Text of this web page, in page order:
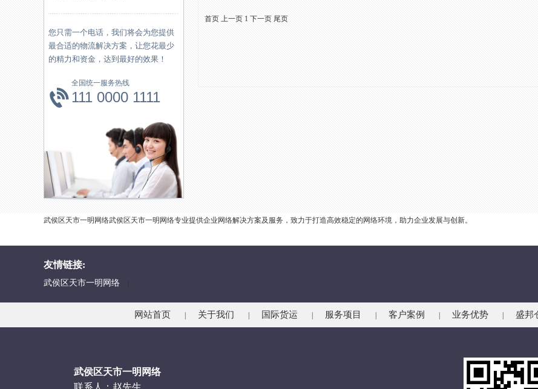
您只需一个电话，我们将会为您提供
最合适的物流解决方案，让您花最少
的精力和资金，达到最好的效果！
全国统一服务热线
111 0000 1111
首页 上一页 1 下一页 尾页
武侯区天市一明网络武侯区天市一明网络专业提供企业网络解决方案及服务，致力于打造高效稳定的网络环境，助力企业发展与创新。
友情链接:
武侯区天市一明网络
网站首页 关于我们 国际货运 服务项目 客户案例 业务优势 盛邦
武侯区天市一明网络
联系人：赵先生